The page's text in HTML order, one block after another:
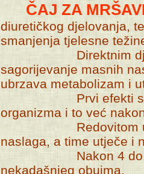
ČAJ ZA
diuretičkog djelovanja,
smanjenja tjelesne
Direktnim
sagorijevanje masnih
ubrzava metabolizam i
Prvi efekti se
organizma i to već
Redovitom
naslaga, a time utječe i
Nakon 4 do 5
nekadašnjeg obujma.